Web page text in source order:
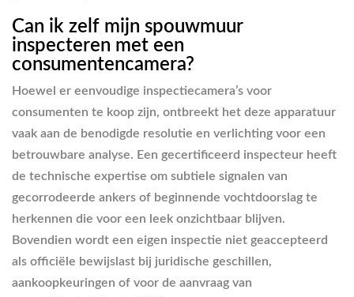
Can ik zelf mijn spouwmuur
inspecteren met een
consumentencamera?
Hoewel er eenvoudige inspectiecamera’s voor
consumenten te koop zijn, ontbreekt het deze apparatuur
vaak aan de benodigde resolutie en verlichting voor een
betrouwbare analyse. Een gecertificeerd inspecteur heeft
de technische expertise om subtiele signalen van
gecorrodeerde ankers of beginnende vochtdoorslag te
herkennen die voor een leek onzichtbaar blijven.
Bovendien wordt een eigen inspectie niet geaccepteerd
als officiële bewijslast bij juridische geschillen,
aankoopkeuringen of voor de aanvraag van